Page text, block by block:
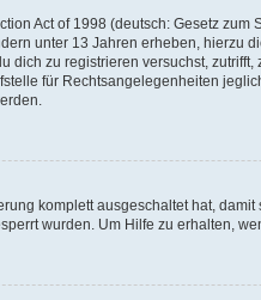
Act of 1998 (deutsch: Gesetz
unter 13 Jahren erheben,
dich zu registrieren versuchst,
für Rechtsangelegenheiten
komplett ausgeschaltet hat,
wurden. Um Hilfe zu erhalten,